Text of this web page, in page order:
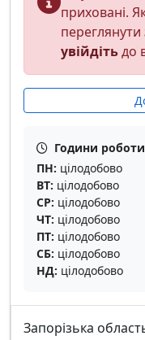
приховані.
переглянути
увійдітьдо
Години
ПН: цілодобово
ВТ: цілодобово
СР: цілодобово
ЧТ: цілодобово
ПТ: цілодобово
СБ: цілодобово
НД: цілодобово
Запорізька